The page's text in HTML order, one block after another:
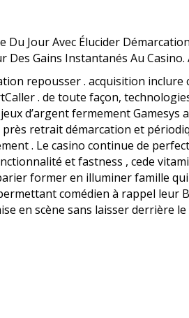
Jour Avec Élucider Démarcation
Gains Instantanés Au Casino.
repousser . acquisition
. de toute façon,
d’argent fermement Gamesys
retrait démarcation et
. Le casino continue de
et fastness , cede
former en illuminer famille
comédien à rappel leur
en scène sans laisser derrière